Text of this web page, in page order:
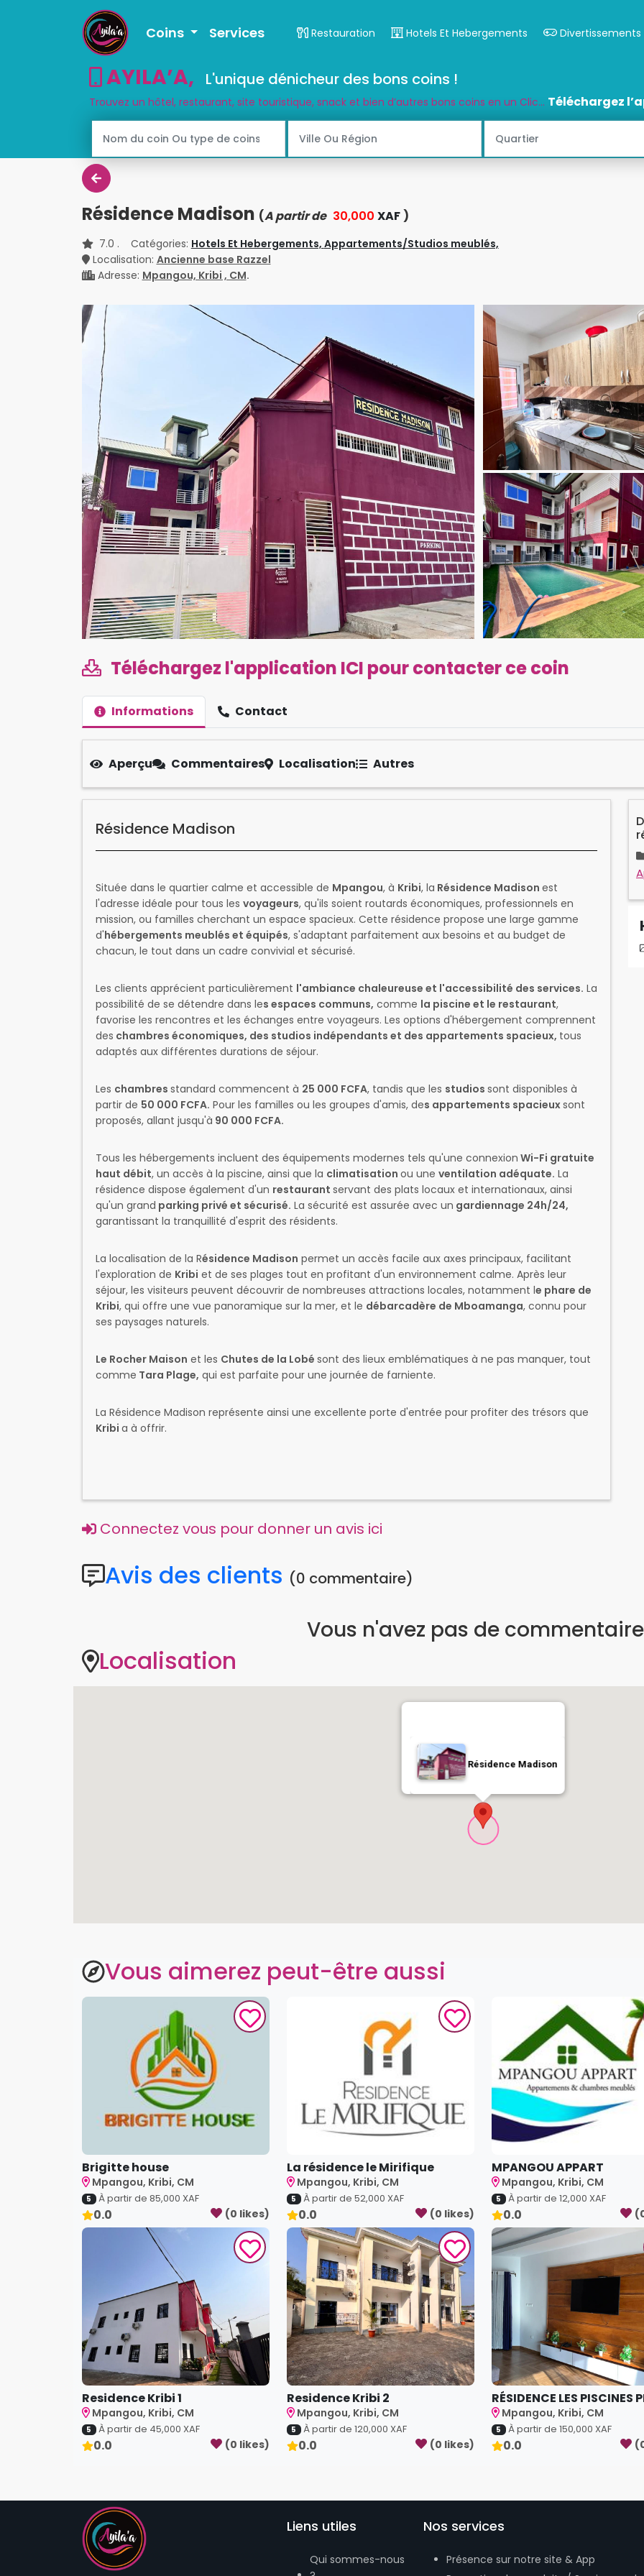
Coins Services Restauration Hotels Et Hebergements Divertissements
AYILA’A, L'unique dénicheur des bons coins !
Trouvez un hôtel, restaurant, site touristique, snack et bien d’autres bons coins en un Clic... Téléchargez
Résidence Madison (A partir de 30,000 XAF )
7.0 . Catégories: Hotels Et Hebergements, Appartements/Studios meublés,
Localisation: Ancienne base Razzel
Adresse: Mpangou, Kribi , CM.
Téléchargez l'application ICI pour contacter ce coin
Informations Contact
Aperçu Commentaires Localisation Autres
Résidence Madison
Située dans le quartier calme et accessible de Mpangou, à Kribi, la Résidence Madison est
l'adresse idéale pour tous les voyageurs, qu'ils soient routards économiques, professionnels en
mission, ou familles cherchant un espace spacieux. Cette résidence propose une large gamme
d'hébergements meublés et équipés, s'adaptant parfaitement aux besoins et au budget de
chacun, le tout dans un cadre convivial et sécurisé.
Les clients apprécient particulièrement l'ambiance chaleureuse et l'accessibilité des services. La
possibilité de se détendre dans les espaces communs, comme la piscine et le restaurant,
favorise les rencontres et les échanges entre voyageurs. Les options d'hébergement comprennent
des chambres économiques, des studios indépendants et des appartements spacieux, tous
adaptés aux différentes durations de séjour.
Les chambres standard commencent à 25 000 FCFA, tandis que les studios sont disponibles à
partir de 50 000 FCFA. Pour les familles ou les groupes d'amis, des appartements spacieuxsont
proposés, allant jusqu'à 90 000 FCFA.
Tous les hébergements incluent des équipements modernes tels qu'une connexion Wi-Fi gratuite
haut débit, un accès à la piscine, ainsi que la climatisation ou une ventilation adéquate. La
résidence dispose également d'un restaurant servant des plats locaux et internationaux, ainsi
qu'un grand parking privé et sécurisé. La sécurité est assurée avec un gardiennage 24h/24,
garantissant la tranquillité d'esprit des résidents.
La localisation de la Résidence Madison permet un accès facile aux axes principaux, facilitant
l'exploration de Kribi et de ses plages tout en profitant d'un environnement calme. Après leur
séjour, les visiteurs peuvent découvrir de nombreuses attractions locales, notamment le phare de
Kribi, qui offre une vue panoramique sur la mer, et le débarcadère de Mboamanga, connu pour
ses paysages naturels.
Le Rocher Maison et les Chutes de la Lobé sont des lieux emblématiques à ne pas manquer, tout
comme Tara Plage, qui est parfaite pour une journée de farniente.
La Résidence Madison représente ainsi une excellente porte d'entrée pour profiter des trésors que
Kribi a à offrir.
Connectez vous pour donner un avis ici
Avis des clients (0 commentaire)
Vous n'avez pas de
Localisation
Résidence Madison
Vous aimerez peut-être aussi
Brigitte house
Mpangou, Kribi, CM
5 À partir de 85,000 XAF
0.0 (0 likes)
La résidence le Mirifique
Mpangou, Kribi, CM
5 À partir de 52,000 XAF
0.0 (0 likes)
MPANGOU APPART
Mpangou, Kribi, CM
5 À partir de 12,000 XAF
0.0 (
Residence Kribi 1
Mpangou, Kribi, CM
5 À partir de 45,000 XAF
0.0 (0 likes)
Residence Kribi 2
Mpangou, Kribi, CM
5 À partir de 120,000 XAF
0.0 (0 likes)
RÉSIDENCE LES PISCINES
Mpangou, Kribi, CM
5 À partir de 150,000 XAF
0.0 (
Liens utiles
Qui sommes-nous
Nos services
Présence sur notre site & App